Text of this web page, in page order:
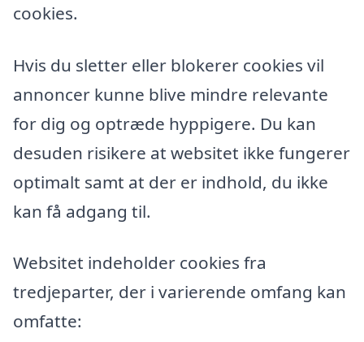
cookies.
Hvis du sletter eller blokerer cookies vil
annoncer kunne blive mindre relevante
for dig og optræde hyppigere. Du kan
desuden risikere at websitet ikke fungerer
optimalt samt at der er indhold, du ikke
kan få adgang til.
Websitet indeholder cookies fra
tredjeparter, der i varierende omfang kan
omfatte: